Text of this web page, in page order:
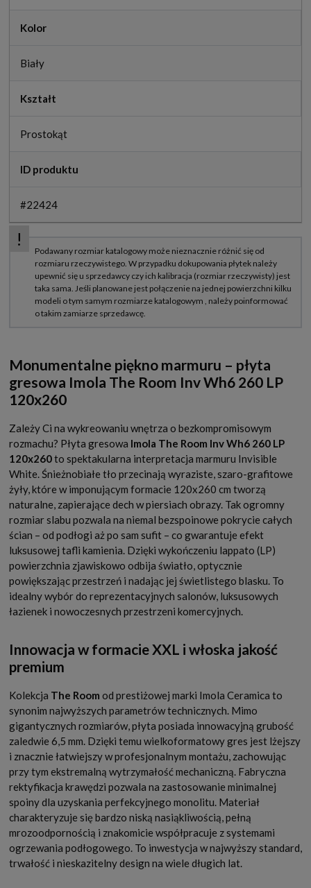
Kolor
Biały
Kształt
Prostokąt
ID produktu
#22424
Monumentalne piękno marmuru – płyta
gresowa Imola The Room Inv Wh6 260 LP
120x260
Zależy Ci na wykreowaniu wnętrza o bezkompromisowym
rozmachu? Płyta gresowa Imola The Room Inv Wh6 260 LP
120x260to spektakularna interpretacja marmuru Invisible
White. Śnieżnobiałe tło przecinają wyraziste, szaro-grafitowe
żyły, które w imponującym formacie 120x260 cm tworzą
naturalne, zapierające dech w piersiach obrazy. Tak ogromny
rozmiar slabu pozwala na niemal bezspoinowe pokrycie całych
ścian – od podłogi aż po sam sufit – co gwarantuje efekt
luksusowej tafli kamienia. Dzięki wykończeniu lappato (LP)
powierzchnia zjawiskowo odbija światło, optycznie
powiększając przestrzeń i nadając jej świetlistego blasku. To
idealny wybór do reprezentacyjnych salonów, luksusowych
łazienek i nowoczesnych przestrzeni komercyjnych.
Innowacja w formacie XXL i włoska jakość
premium
Kolekcja The Room od prestiżowej marki Imola Ceramica to
synonim najwyższych parametrów technicznych. Mimo
gigantycznych rozmiarów, płyta posiada innowacyjną grubość
zaledwie 6,5 mm. Dzięki temu wielkoformatowy gres jest lżejszy
i znacznie łatwiejszy w profesjonalnym montażu, zachowując
przy tym ekstremalną wytrzymałość mechaniczną. Fabryczna
rektyfikacja krawędzi pozwala na zastosowanie minimalnej
spoiny dla uzyskania perfekcyjnego monolitu. Materiał
charakteryzuje się bardzo niską nasiąkliwością, pełną
mrozoodpornością i znakomicie współpracuje z systemami
ogrzewania podłogowego. To inwestycja w najwyższy standard,
trwałość i nieskazitelny design na wiele długich lat.